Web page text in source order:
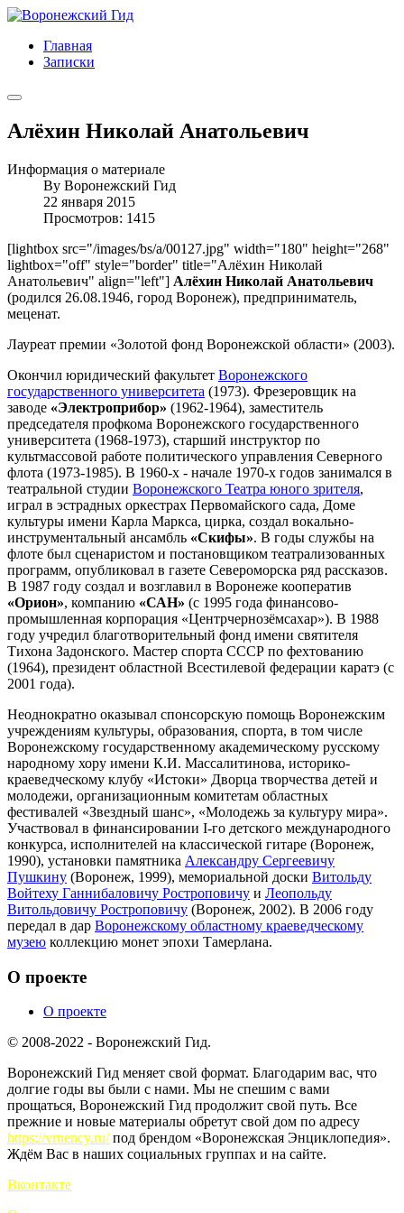
Главная
Записки
Алёхин Николай Анатольевич
Информация о материале
By Воронежский Гид
22 января 2015
Просмотров: 1415
[lightbox src="/images/bs/a/00127.jpg" width="180" height="268"
lightbox="off" style="border" title="Алёхин Николай
Анатольевич" align="left"] Алёхин Николай Анатольевич
(родился 26.08.1946, город Воронеж), предприниматель,
меценат.
Лауреат премии «Золотой фонд Воронежской области» (2003).
Окончил юридический факультет Воронежского
государственного университета (1973). Фрезеровщик на
заводе «Электроприбор» (1962-1964), заместитель
председателя профкома Воронежского государственного
университета (1968-1973), старший инструктор по
культмассовой работе политического управления Северного
флота (1973-1985). В 1960-х - начале 1970-х годов занимался в
театральной студии Воронежского Театра юного зрителя,
играл в эстрадных оркестрах Первомайского сада, Доме
культуры имени Карла Маркса, цирка, создал вокально-
инструментальный ансамбль «Скифы». В годы службы на
флоте был сценаристом и постановщиком театрализованных
программ, опубликовал в газете Североморска ряд рассказов.
В 1987 году создал и возглавил в Воронеже кооператив
«Орион», компанию «САН» (с 1995 года финансово-
промышленная корпорация «Центрчернозёмсахар»). В 1988
году учредил благотворительный фонд имени святителя
Тихона Задонского. Мастер спорта СССР по фехтованию
(1964), президент областной Всестилевой федерации каратэ (с
2001 года).
Неоднократно оказывал спонсорскую помощь Воронежским
учреждениям культуры, образования, спорта, в том числе
Воронежскому государственному академическому русскому
народному хору имени К.И. Массалитинова, историко-
краеведческому клубу «Истоки» Дворца творчества детей и
молодежи, организационным комитетам областных
фестивалей «Звездный шанс», «Молодежь за культуру мира».
Участвовал в финансировании I-го детского международного
конкурса, исполнителей на классической гитаре (Воронеж,
1990), установки памятника Александру Сергеевичу
Пушкину (Воронеж, 1999), мемориальной доски Витольду
Войтеху Ганнибаловичу Ростроповичу и Леопольду
Витольдовичу Ростроповичу (Воронеж, 2002). В 2006 году
передал в дар Воронежскому областному краеведческому
музею коллекцию монет эпохи Тамерлана.
О проекте
О проекте
© 2008-2022 - Воронежский Гид.
Воронежский Гид меняет свой формат. Благодарим вас, что
долгие годы вы были с нами. Мы не спешим с вами
прощаться, Воронежский Гид продолжит свой путь. Все
прежние и новые материалы обретут свой дом по адресу
https://vrnency.ru/под брендом «Воронежская Энциклопедия».
Ждём Вас в наших социальных группах и на сайте.
Вконтакте